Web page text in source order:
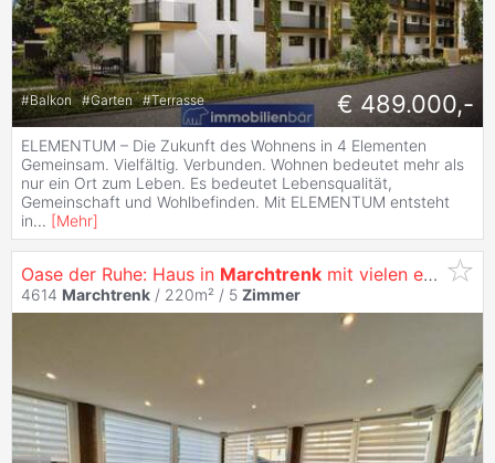
#Balkon #Garten #Terrasse € 489.000,-
ELEMENTUM – Die Zukunft des Wohnens in 4 Elementen
Gemeinsam. Vielfältig. Verbunden. Wohnen bedeutet mehr als
nur ein Ort zum Leben. Es bedeutet Lebensqualität,
Gemeinschaft und Wohlbefinden. Mit ELEMENTUM entsteht
in... [Mehr]
Oase der Ruhe: Haus in Marchtrenk mit vielen extras
4614 Marchtrenk / 220m² / 5 Zimmer